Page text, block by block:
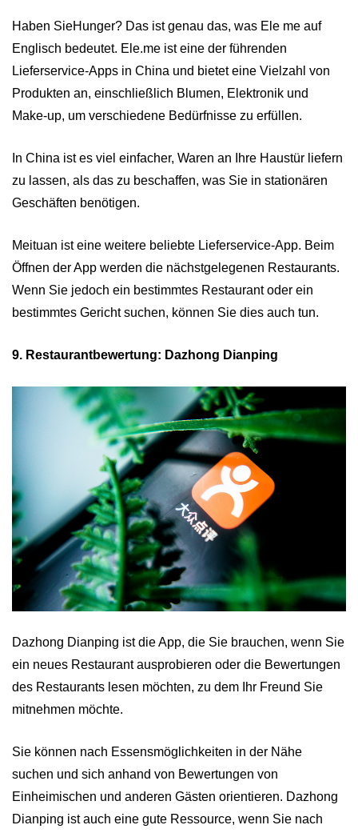
Haben SieHunger? Das ist genau das, was Ele me auf
Englisch bedeutet. Ele.me ist eine der führenden
Lieferservice-Apps in China und bietet eine Vielzahl von
Produkten an, einschließlich Blumen, Elektronik und
Make-up, um verschiedene Bedürfnisse zu erfüllen.
In China ist es viel einfacher, Waren an Ihre Haustür liefern
zu lassen, als das zu beschaffen, was Sie in stationären
Geschäften benötigen.
Meituan ist eine weitere beliebte Lieferservice-App. Beim
Öffnen der App werden die nächstgelegenen Restaurants.
Wenn Sie jedoch ein bestimmtes Restaurant oder ein
bestimmtes Gericht suchen, können Sie dies auch tun.
9. Restaurantbewertung: Dazhong Dianping
Dazhong Dianping ist die App, die Sie brauchen, wenn Sie
ein neues Restaurant ausprobieren oder die Bewertungen
des Restaurants lesen möchten, zu dem Ihr Freund Sie
mitnehmen möchte.
Sie können nach Essensmöglichkeiten in der Nähe
suchen und sich anhand von Bewertungen von
Einheimischen und anderen Gästen orientieren. Dazhong
Dianping ist auch eine gute Ressource, wenn Sie nach